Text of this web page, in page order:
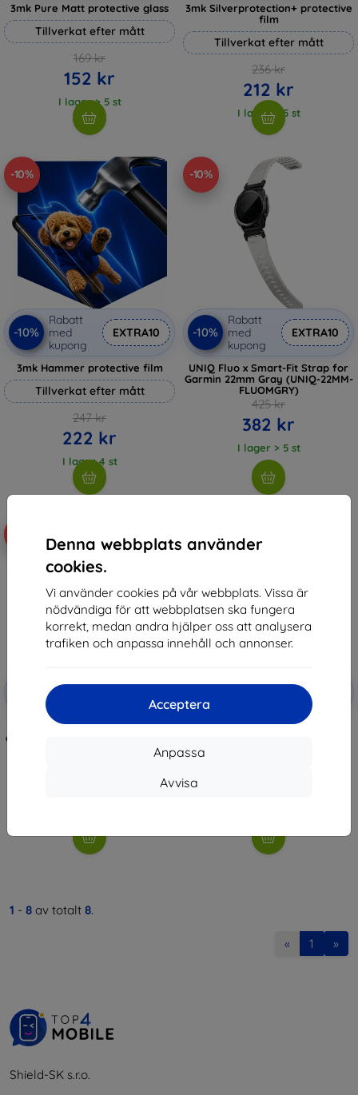
Denna webbplats använder
cookies.
Vi använder cookies på vår webbplats. Vissa är
nödvändiga för att webbplatsen ska fungera
korrekt, medan andra hjälper oss att analysera
trafiken och anpassa innehåll och annonser.
Acceptera
Anpassa
Avvisa
3mk Pure Matt protective glass
Tillverkat efter mått
169 kr
152 kr
I lager > 5 st
3mk Silverprotection+ protective
film
Tillverkat efter mått
236 kr
212 kr
I lager > 5 st
-10%
-10%
Rabatt
med
kupong
EXTRA10
3mk Hammer protective film
Tillverkat efter mått
247 kr
222 kr
I lager 4 st
-10%
-10%
Rabatt
med
kupong
EXTRA10
UNIQ Fluo x Smart-Fit Strap for
Garmin 22mm Gray (UNIQ-22MM-
FLUOMGRY)
425 kr
382 kr
I lager > 5 st
med
UNIQ Fluo x Smart-Fit Strap for
Garmin 22mm Lime (UNIQ-22MM-
EXTRA10
UNIQ Fluo x Smart-Fit Strap for
1 - 8 av totalt 8.
« 1 »
Shield-SK s.r.o.